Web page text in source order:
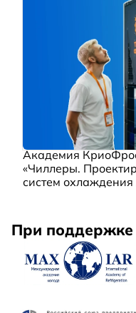
Академия
«Чиллеры.
систем охлаждения
При поддержке